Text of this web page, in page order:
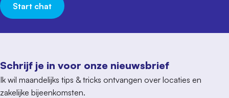
Schrijf je in voor onze nieuwsbrief
Ik wil maandelijks tips & tricks ontvangen over locaties en
zakelijke bijeenkomsten.
Start chat